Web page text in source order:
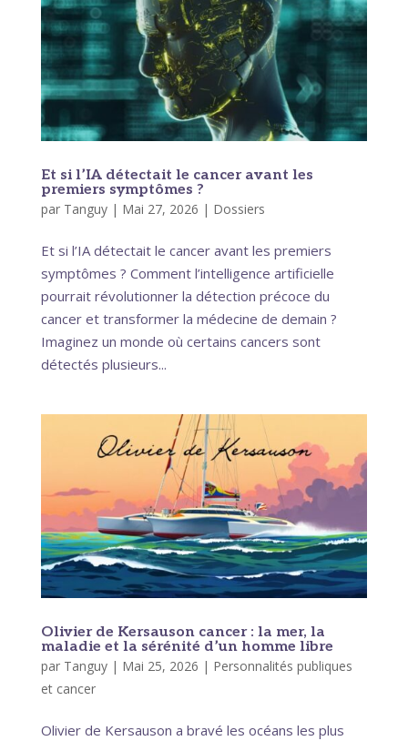
Et si l’IA détectait le cancer avant les
premiers symptômes ?
par Tanguy| Mai 27, 2026 | Dossiers
Et si l’IA détectait le cancer avant les premiers
symptômes ? Comment l’intelligence artificielle
pourrait révolutionner la détection précoce du
cancer et transformer la médecine de demain ?
Imaginez un monde où certains cancers sont
détectés plusieurs...
Olivier de Kersauson cancer : la mer, la
maladie et la sérénité d’un homme libre
par Tanguy| Mai 25, 2026 | Personnalités publiques
et cancer
Olivier de Kersauson a bravé les océans les plus